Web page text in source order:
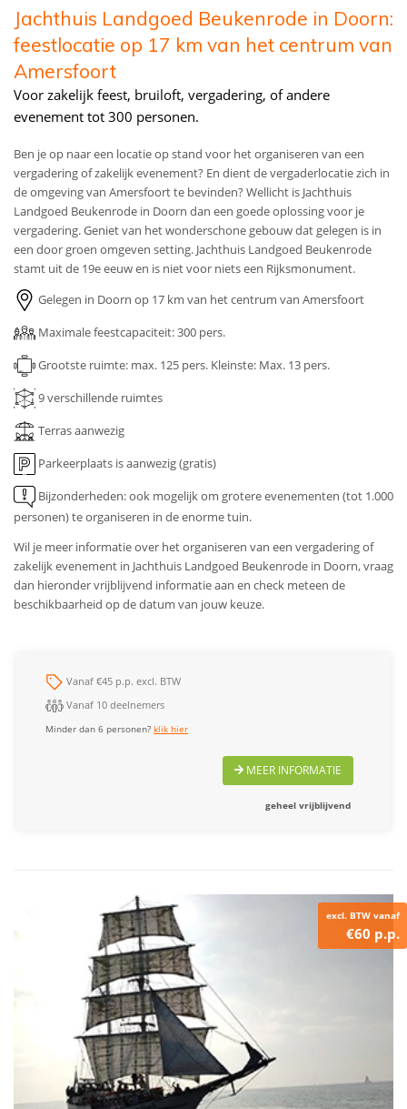
Jachthuis Landgoed Beukenrode in Doorn:
feestlocatie op 17 km van het centrum van
Amersfoort
Voor zakelijk feest, bruiloft, vergadering, of andere
evenement tot 300 personen.
Ben je op naar een locatie op stand voor het organiseren van een
vergadering of zakelijk evenement? En dient de vergaderlocatie zich in
de omgeving van Amersfoort te bevinden? Wellicht is Jachthuis
Landgoed Beukenrode in Doorn dan een goede oplossing voor je
vergadering. Geniet van het wonderschone gebouw dat gelegen is in
een door groen omgeven setting. Jachthuis Landgoed Beukenrode
stamt uit de 19e eeuw en is niet voor niets een Rijksmonument.
Gelegen in Doorn op 17 km van het centrum van Amersfoort
Maximale feestcapaciteit: 300 pers.
Grootste ruimte: max. 125 pers. Kleinste: Max. 13 pers.
9verschillende ruimtes
Terras aanwezig
Parkeerplaats is aanwezig (gratis)
Bijzonderheden: ook mogelijk om grotere evenementen (tot 1.000
personen) te organiseren in de enorme tuin.
Wil je meer informatie over het organiseren van een vergadering of
zakelijk evenement in Jachthuis Landgoed Beukenrode in Doorn, vraag
dan hieronder vrijblijvend informatie aan en check meteen de
beschikbaarheid op de datum van jouw keuze.
Vanaf €45 p.p. excl. BTW
Vanaf 10 deelnemers
Minder dan 6 personen?klik hier
MEER INFORMATIE
geheel vrijblijvend
excl. BTW vanaf
€60 p.p.